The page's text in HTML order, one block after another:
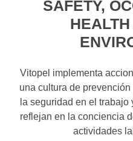
SAFETY,
Vitopel implementa
una cultura de
la seguridad en el
reflejan en la conciencia
actividades